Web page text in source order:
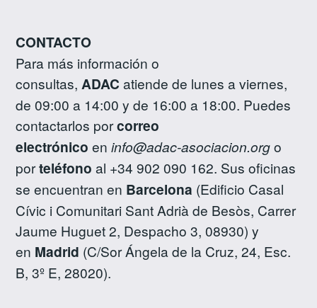
CONTACTO
Para más información o
consultas, ADAC atiende de lunes a viernes,
de 09:00 a 14:00 y de 16:00 a 18:00. Puedes
contactarlos porcorreo
electrónico eninfo@adac-asociacion.orgo
porteléfono al +34 902 090 162. Sus oficinas
se encuentran en Barcelona (Edificio Casal
Cívic i Comunitari Sant Adrià de Besòs, Carrer
Jaume Huguet 2, Despacho 3, 08930) y
en Madrid (C/Sor Ángela de la Cruz, 24, Esc.
B, 3º E, 28020).